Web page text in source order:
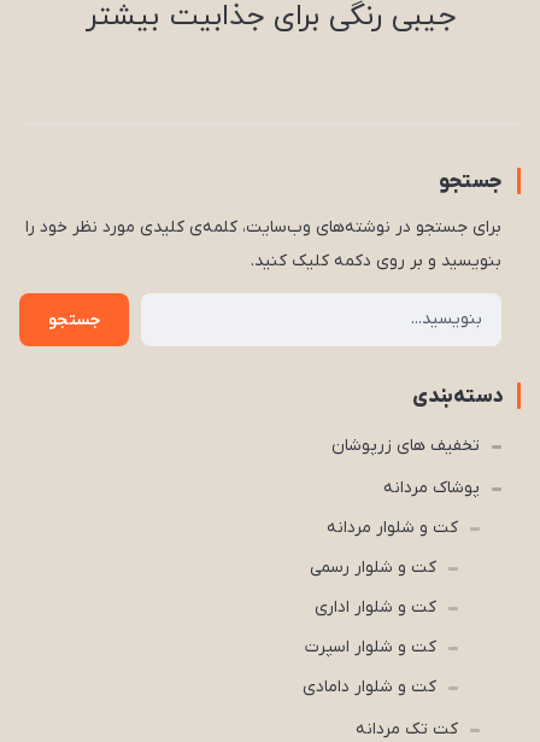
جیبی رنگی برای جذابیت بیشتر
جستجو
برای جستجو در نوشته‌های وب‌سایت، کلمه‌ی کلیدی مورد نظر خود را
بنویسید و بر روی دکمه کلیک کنید.
جستجو
دسته‌بندی
تخفیف های زرپوشان
پوشاک مردانه
کت و شلوار مردانه
کت و شلوار رسمی
کت و شلوار اداری
کت و شلوار اسپرت
کت و شلوار دامادی
کت تک مردانه